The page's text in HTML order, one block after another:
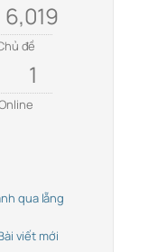
6,019
đề
1
qua lẵng
viết mới